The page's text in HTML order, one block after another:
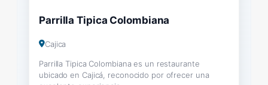
Parrilla Tipica Colombiana
Cajica
Parrilla Tipica Colombiana es un restaurante
ubicado en Cajicá, reconocido por ofrecer una